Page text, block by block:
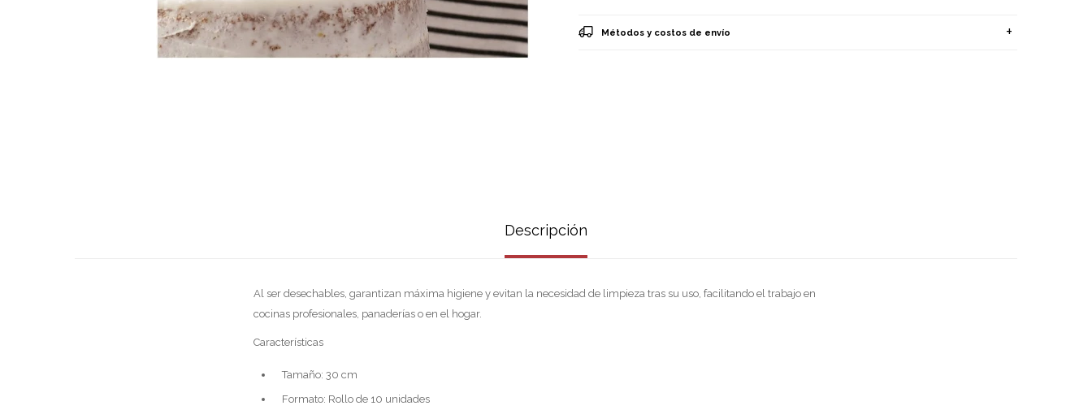
Métodos y costos de envío
Descripción
Al ser desechables, garantizan máxima higiene y evitan la necesidad de limpieza tras su uso, facilitando el trabajo en
cocinas profesionales, panaderías o en el hogar.
Características
Tamaño: 30 cm
Formato: Rollo de 10 unidades